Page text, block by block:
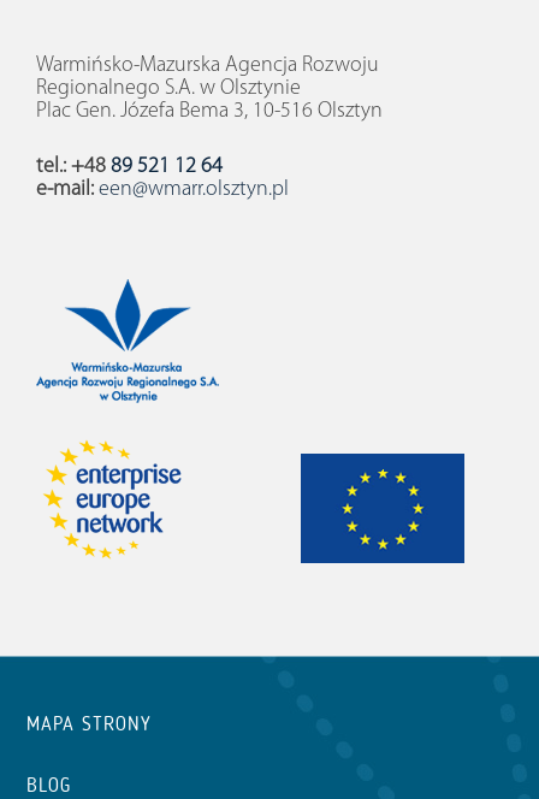
Warmińsko-Mazurska Agencja Rozwoju
Regionalnego S.A. w Olsztynie
Plac Gen. Józefa Bema 3, 10-516 Olsztyn
tel.: +48 89 521 12 64
e-mail: een@wmarr.olsztyn.pl
MAPA STRONY
BLOG